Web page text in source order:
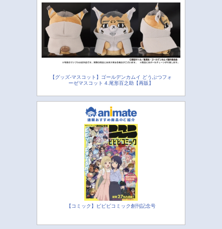
【グッズ-マスコット】ゴールデンカムイ どうぶつフォ
ーゼマスコット 4.尾形百之助【再販】
【コミック】ビビビコミック創刊記念号